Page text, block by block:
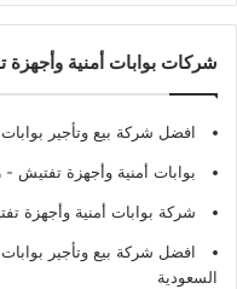
شركات بوابات أمنية وأجهزة
افضل شركة بيع وتأجير
بوابات أمنية وأجهزة تفتيش -
شركة بوابات أمنية وأجهزة
افضل شركة بيع وتأجير
السعودية